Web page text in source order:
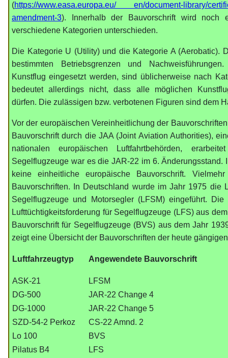
(https://www.easa.europa.eu/ en/document-library/
amendment-3). Innerhalb der Bauvorschrift wird noch
verschiedene Kategorien unterschieden.
Die Kategorie U (Utility) und die Kategorie A (Aerobatic).
bestimmten Betriebsgrenzen und
Kunstflug eingesetzt werden, sind üblicherweise nach
bedeutet allerdings nicht, dass alle möglichen
dürfen. Die zulässigen bzw. verbotenen Figuren sind dem
Vor der europäischen Vereinheitlichung der
Bauvorschrift durch die JAA (Joint Aviation Authorities),
nationalen europäischen Luftfahrtbehörden,
Segelflugzeuge war es die JAR-22 im 6. Änderungsstand.
keine einheitliche europäische Bauvorschrift.
Bauvorschriften. In Deutschland wurde im Jahr 1975 die
Segelflugzeuge und Motorsegler (LFSM) eingeführt.
Lufttüchtigkeitsforderung für Segelflugzeuge (LFS) aus
Bauvorschrift für Segelflugzeuge (BVS) aus dem Jahr
zeigt eine Übersicht der Bauvorschriften der heute
Luftfahrzeugtyp Angewendete Bauvorschrift
ASK-21
LFSM
DG-500
JAR-22 Change 4
DG-1000
JAR-22 Change 5
SZD-54-2 Perkoz
CS-22 Amnd. 2
Lo 100
BVS
Pilatus B4
LFS